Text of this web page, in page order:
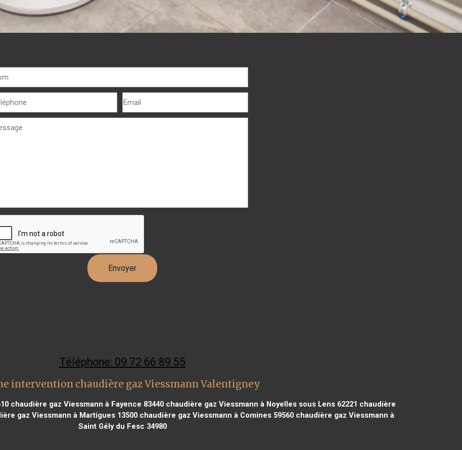
Téléphone: 09 72 66 89 55
intervention chaudière gaz Viessmann Valentigney
chaudière gaz Viessmann à Fayence 83440 chaudière gaz Viessmann à Noyelles sous Lens 62221 chaudière
gaz Viessmann à Martigues 13500chaudière gaz Viessmann à Comines 59560chaudière gaz Viessmann à
Saint Gély du Fesc 34980